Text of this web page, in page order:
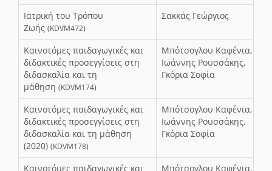
Ιατρική του Τρόπου
Ζωής (KDVM472)
Σακκάς Γεώργιος
Καινοτόμες παιδαγωγικές και
διδακτικές προσεγγίσεις στη
διδασκαλία και τη
μάθηση (KDVM174)
Μπότσογλου Καφένια,
Ιωάννης Ρουσσάκης,
Γκόρια Σοφία
Καινοτόμες παιδαγωγικές και
διδακτικές προσεγγίσεις στη
διδασκαλία και τη μάθηση
(2020) (KDVM178)
Μπότσογλου Καφένια,
Ιωάννης Ρουσσάκης,
Γκόρια Σοφία
Καινοτόμες παιδαγωγικές και Μπότσογλου Καφένια,